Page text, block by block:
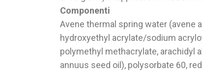
Componenti
Avene thermal spring water (avene
hydroxyethyl acrylate/sodium
polymethyl methacrylate, arachidyl
annuus seed oil), polysorbate 60,